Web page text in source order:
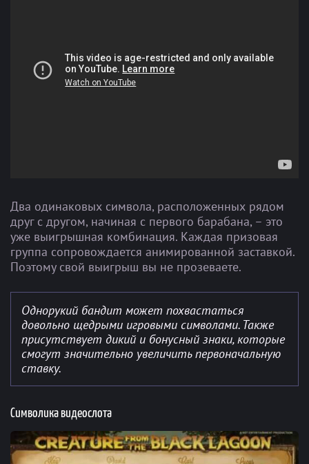
Два одинаковых символа, расположенных рядом
друг с другом, начиная с первого барабана, – это
уже выигрышная комбинация. Каждая призовая
группа сопровождается анимированной заставкой.
Поэтому свой выигрыш вы не прозеваете.
Однорукий бандит может похвастаться
довольно щедрыми игровыми символами. Также
присутствует дикий и бонусный знаки, которые
смогут значительно увеличить первоначальную
ставку.
Символика видеослота